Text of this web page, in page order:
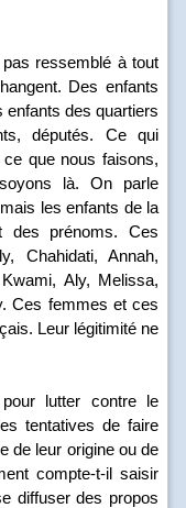
pas ressemblé à tout
Des enfants
enfants des quartiers
députés. Ce qui
que nous faisons,
là. On parle
les enfants de la
des prénoms. Ces
Chahidati, Annah,
Aly, Melissa,
Ces femmes et ces
Leur légitimité ne
lutter contre le
tentatives de faire
de leur origine ou de
compte-t-il saisir
diffuser des propos